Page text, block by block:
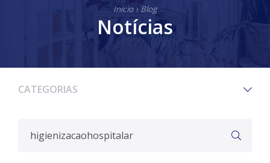
Início› Blog
Notícias
CATEGORIAS